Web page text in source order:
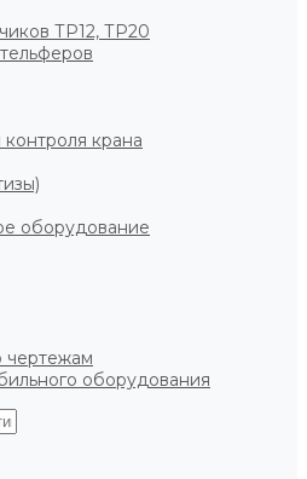
ТР12, ТР20
крана
оборудование
чертежам
оборудования